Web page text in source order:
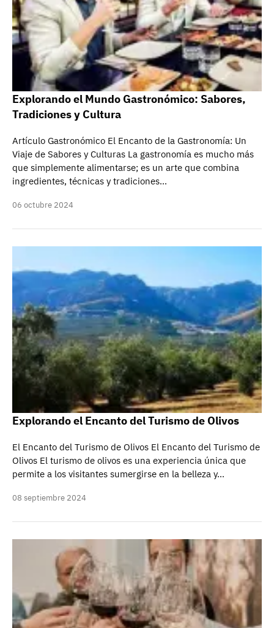
Explorando el Mundo Gastronómico: Sabores,
Tradiciones y Cultura
Artículo Gastronómico El Encanto de la Gastronomía: Un
Viaje de Sabores y Culturas La gastronomía es mucho más
que simplemente alimentarse; es un arte que combina
ingredientes, técnicas y tradiciones…
06 octubre 2024
Explorando el Encanto del Turismo de Olivos
El Encanto del Turismo de Olivos El Encanto del Turismo de
Olivos El turismo de olivos es una experiencia única que
permite a los visitantes sumergirse en la belleza y…
08 septiembre 2024